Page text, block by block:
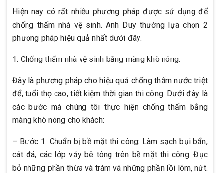
Hiện nay có rất nhiều phương pháp được sử dụng để
chống thấm nhà vệ sinh. Anh Duy thường lựa chọn 2
phương pháp hiệu quả nhất dưới đây.
1. Chống thấm nhà vệ sinh bằng màng khò nóng.
Đây là phương pháp cho hiệu quả chống thấm nước triệt
để, tuổi thọ cao, tiết kiệm thời gian thi công. Dưới đây là
các bước mà chúng tôi thực hiện chống thấm bằng
màng khò nóng cho khách:
– Bước 1: Chuẩn bị bề mặt thi công: Làm sạch bụi bẩn,
cát đá, các lớp vảy bê tông trên bề mặt thi công. Đục
bỏ những phần thừa và trám vá những phần lồi lõm, nứt.